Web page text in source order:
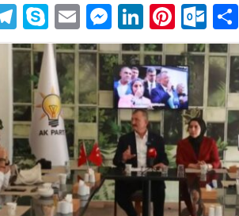
Telegram
SkypeEmailMessenger
LinkedIn